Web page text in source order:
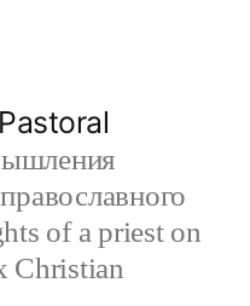
of a priest on
Christian